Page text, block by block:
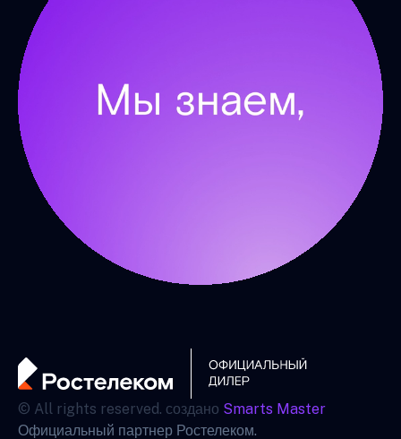
© All rights reserved. создано Smarts Master
Официальный партнер Ростелеком.